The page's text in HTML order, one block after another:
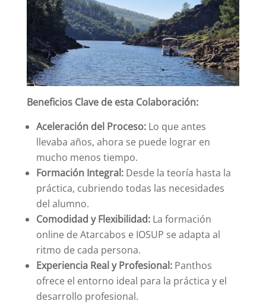
Beneficios Clave de esta Colaboración:
Aceleración del Proceso:Lo que antes
llevaba años, ahora se puede lograr en
mucho menos tiempo.
Formación Integral:Desde la teoría hasta la
práctica, cubriendo todas las necesidades
del alumno.
Comodidad y Flexibilidad:La formación
online de Atarcabos e IOSUP se adapta al
ritmo de cada persona.
Experiencia Real y Profesional:Panthos
ofrece el entorno ideal para la práctica y el
desarrollo profesional.